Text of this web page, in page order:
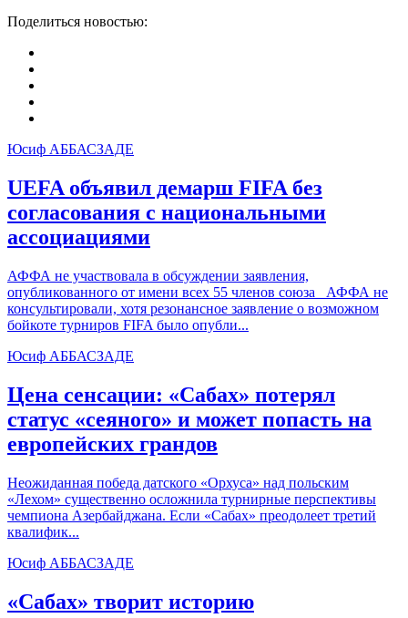
Поделиться новостью:
Юсиф АББАСЗАДЕ
UEFA объявил демарш FIFA без
согласования с национальными
ассоциациями
АФФА не участвовала в обсуждении заявления,
опубликованного от имени всех 55 членов союза АФФА не
консультировали, хотя резонансное заявление о возможном
бойкоте турниров FIFA было опубли...
Юсиф АББАСЗАДЕ
Цена сенсации: «Сабах» потерял
статус «сеяного» и может попасть на
европейских грандов
Неожиданная победа датского «Орхуса» над польским
«Лехом» существенно осложнила турнирные перспективы
чемпиона Азербайджана. Если «Сабах» преодолеет третий
квалифик...
Юсиф АББАСЗАДЕ
«Сабах» творит историю